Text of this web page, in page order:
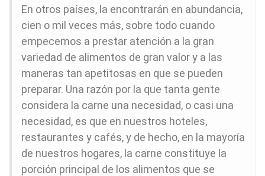
En otros países, la encontrarán en abundancia,
cien o mil veces más, sobre todo cuando
empecemos a prestar atención a la gran
variedad de alimentos de gran valor y a las
maneras tan apetitosas en que se pueden
preparar. Una razón por la que tanta gente
considera la carne una necesidad, o casi una
necesidad, es que en nuestros hoteles,
restaurantes y cafés, y de hecho, en la mayoría
de nuestros hogares, la carne constituye la
porción principal de los alimentos que se